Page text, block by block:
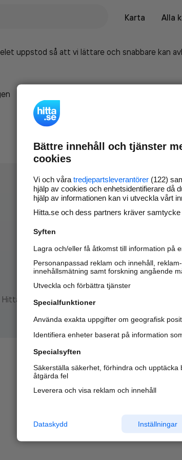
Karta
Alla
uppstod så att vi lättare och snabbare kan
nya kunder och
Läs mer här
Hitta.se
Bättre innehåll och tjänster
cookies
Vi och våra tredjepartsleverantörer (122)
hjälp av cookies och enhetsidentifierare då
hjälp av informationen kan vi utveckla vårt
Hitta.se och dess partners kräver samtycke
Syften
Lagra och/eller få åtkomst till information på
Personanpassad reklam och innehåll,
innehållsmätning samt forskning angående
Utveckla och förbättra tjänster
Specialfunktioner
Använda exakta uppgifter om geografisk
Identifiera enheter baserat på information
Specialsyften
Säkerställa säkerhet, förhindra och upptäcka
åtgärda fel
Leverera och visa reklam och innehåll
Inställningar
Dataskydd